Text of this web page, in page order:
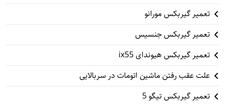
تعمیر گیربکس مورانو
تعمیر گیربکس جنسیس
تعمیر گیربکس هیوندای ix55
علت عقب رفتن ماشین اتومات در سربالایی
تعمیر گیربکس تیگو 5